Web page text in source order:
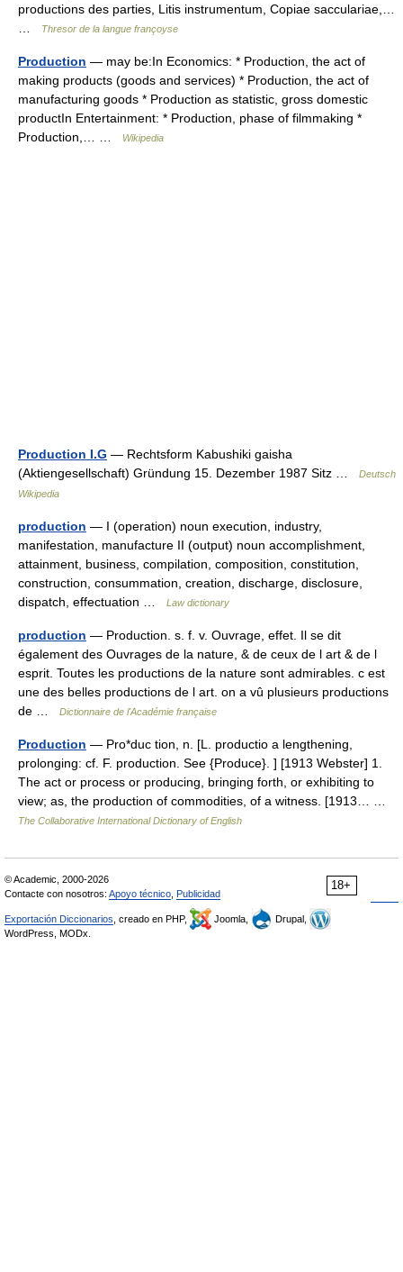
productions des parties, Litis instrumentum, Copiae sacculariae,…
Thresor de la langue françoyse
Production — may be:In Economics: * Production, the act of
making products (goods and services) * Production, the act of
manufacturing goods * Production as statistic, gross domestic
productIn Entertainment: * Production, phase of filmmaking *
Production,… …
Wikipedia
Production I.G — Rechtsform Kabushiki gaisha
(Aktiengesellschaft) Gründung 15. Dezember 1987 Sitz …
Deutsch
Wikipedia
production — I (operation) noun execution, industry,
manifestation, manufacture II (output) noun accomplishment,
attainment, business, compilation, composition, constitution,
construction, consummation, creation, discharge, disclosure,
dispatch, effectuation …
Law dictionary
production — Production. s. f. v. Ouvrage, effet. Il se dit
également des Ouvrages de la nature, & de ceux de l art & de l
esprit. Toutes les productions de la nature sont admirables. c est
une des belles productions de l art. on a vû plusieurs productions
de …
Dictionnaire de l'Académie française
Production — Pro*duc tion, n. [L. productio a lengthening,
prolonging: cf. F. production. See {Produce}. ] [1913 Webster] 1.
The act or process or producing, bringing forth, or exhibiting to
view; as, the production of commodities, of a witness. [1913… …
The Collaborative International Dictionary of English
18+
© Academic, 2000-2026
Contacte con nosotros: Apoyo técnico Publicidad
Exportación Diccionarios , creado en PHP, Joomla,
Drupal,
WordPress, MODx.